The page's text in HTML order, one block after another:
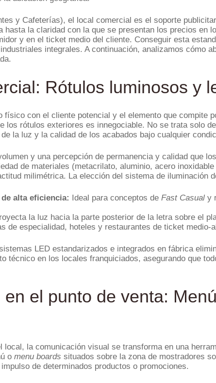
y Cafeterías), el local comercial es el soporte
hasta la claridad con la que se presentan los precios en
y en el ticket medio del cliente. Conseguir esta
integrales. A continuación, analizamos cómo
Rótulos luminosos y
físico con el cliente potencial y el elemento que compite
los rótulos exteriores es innegociable. No se trata solo
la luz y la calidad de los acabados bajo cualquier
y una percepción de permanencia y calidad que
de materiales (metacrilato, aluminio, acero
milimétrica. La elección del sistema de iluminación
alta eficiencia: Ideal para conceptos de Fast Casual y
la luz hacia la parte posterior de la letra sobre el
de especialidad, hoteles y restaurantes de ticket medio-
LED estandarizados e integrados en fábrica
técnico en los locales franquiciados, asegurando que
el punto de venta:
local, la comunicación visual se transforma en una
o menu boards situados sobre la zona de mostradores
de determinados productos o promociones.